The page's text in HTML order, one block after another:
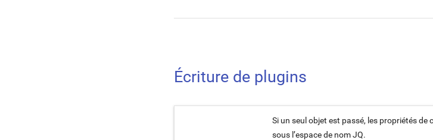
Écriture de plugins
Si un seul objet est passé, les propriétés
sous l’espace de nom JQ.